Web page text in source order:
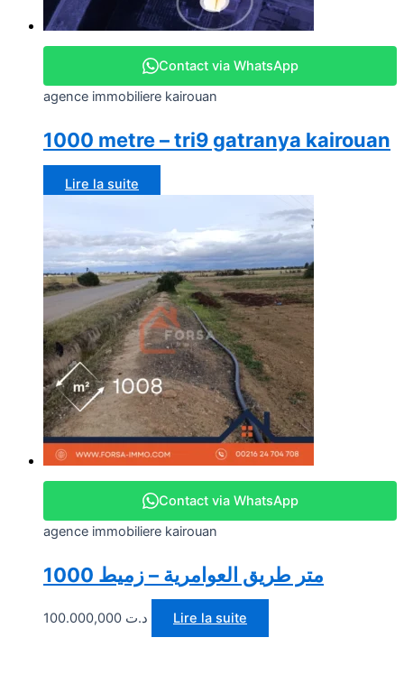
Contact via WhatsApp
agence immobiliere kairouan
1000 metre – tri9 gatranya kairouan
Lire la suite
Contact via WhatsApp
agence immobiliere kairouan
1000 متر طريق العوامرية – زميط
د.ت Lire la suite